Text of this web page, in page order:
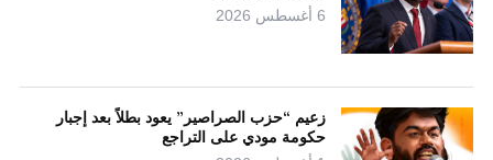
6 أغسطس 2026
زعيم “حزب الصراصير” يعود بطلاً بعد إجبار
حكومة مودي على التراجع